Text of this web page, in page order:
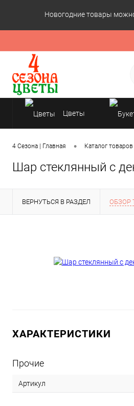
Новогодние товары
Цветы
Подарки
4 Сезона | Главная • Каталог товаров
Шар стеклянный с
ВЕРНУТЬСЯ В РАЗДЕЛ ОБЗОР
ХАРАКТЕРИСТИКИ
Прочие
Артикул